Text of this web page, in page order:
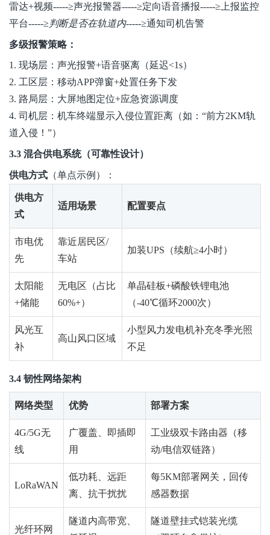
雷达+视频-----≥声光报警器-----≥定向语音播报-----≥ 上报监控
平台-----≥判断是否在轨道内-----≥通知司机告警
多级报警策略：
1. 现场层：声光报警+语音驱离（延迟<1s）
2. 工区层：移动APP弹窗+处置任务下发
3. 路局层：大屏地图定位+应急资源调度
4. 司机层：机车终端显示入侵位置距离（如：“前方2KM轨
道入侵！”）
3.3 混合供电系统（可靠性设计）
供电方式 （单点示例）：
供电方
式
适用场景 配置要点
市电优
先
靠近居民区/
车站
加装UPS（续航≥4小时）
太阳能
+储能
无电区（占比
60%+）
单晶硅板+磷酸铁锂电池
（-40℃循环2000次）
风光互
补
高山风口区域
小型风力发电机补充冬季光照
不足
3.4 韧性网络架构
网络类型 优势 部署方案
4G/5G无
线
广覆盖、即插即
用
工业级双卡路由器（移
动/电信双链路）
LoRaWAN
低功耗、远距
离、抗干扰扰
每5KM部署网关，回传
感器数据
光纤环网
隧道内高带宽、
隧道壁挂式铠装光缆